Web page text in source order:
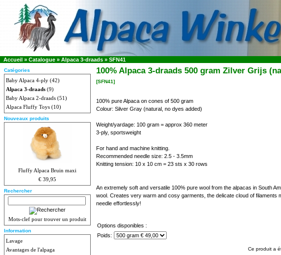
Accueil » Catalogue » Alpaca 3-draads » SFN41
Catégories
Baby Alpaca 4-ply (42)
Alpaca 3-draads (9)
Baby Alpaca 2-draads (51)
Alpaca Fluffy Toys (10)
Nouveaux produits
Fluffy Alpaca Bruin maxi
€ 39,95
Rechercher
Mots-clef pour trouver un produit
Information
Lavage
Avantages de l'alpaga
100% Alpaca 3-draads 500 gram Zilver Grijs
[SFN41]
100% pure Alpaca on cones of 500 gram
Colour: Silver Gray (natural, no dyes added)
Weight/yardage: 100 gram = approx 360 meter
3-ply, sportsweight
For hand and machine knitting.
Recommended needle size: 2.5 - 3.5mm
Knitting tension: 10 x 10 cm = 23 sts x 30 rows
An extremely soft and versatile 100% pure wool from the alpacas in South
wool. Creates very warm and cosy garments, the delicate cloud of
needle effortlessly!
Options disponibles :
Poids:
Ce produit a